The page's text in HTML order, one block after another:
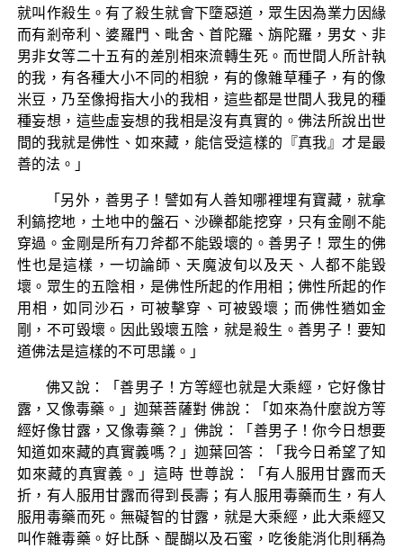
就叫作殺生。有了殺生就會下墮惡道，眾生因為業力因緣
而有剎帝利、婆羅門、毗舍、首陀羅、旃陀羅，男女、非
男非女等二十五有的差別相來流轉生死。而世間人所計執
的我，有各種大小不同的相貌，有的像雜草種子，有的像
米豆，乃至像拇指大小的我相，這些都是世間人我見的種
種妄想，這些虛妄想的我相是沒有真實的。佛法所說出世
間的我就是佛性、如來藏，能信受這樣的『真我』才是最
善的法。」
「另外，善男子！譬如有人善知哪裡埋有寶藏，就拿
利鎬挖地，土地中的盤石、沙礫都能挖穿，只有金剛不能
穿過。金剛是所有刀斧都不能毀壞的。善男子！眾生的佛
性也是這樣，一切論師、天魔波旬以及天、人都不能毀
壞。眾生的五陰相，是佛性所起的作用相；佛性所起的作
用相，如同沙石，可被擊穿、可被毀壞；而佛性猶如金
剛，不可毀壞。因此毀壞五陰，就是殺生。善男子！要知
道佛法是這樣的不可思議。」
佛又說：「善男子！方等經也就是大乘經，它好像甘
露，又像毒藥。」迦葉菩薩對 佛說：「如來為什麼說方等
經好像甘露，又像毒藥？」佛說：「善男子！你今日想要
知道如來藏的真實義嗎？」迦葉回答：「我今日希望了知
如來藏的真實義。」這時 世尊說：「有人服用甘露而夭
折，有人服用甘露而得到長壽；有人服用毒藥而生，有人
服用毒藥而死。無礙智的甘露，就是大乘經，此大乘經又
叫作雜毒藥。好比酥、醍醐以及石蜜，吃後能消化則稱為